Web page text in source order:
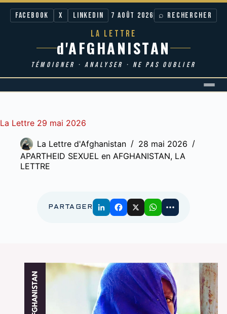
Facebook X LinkedIn 7 AOÛT 2026 ⌕ RECHERCHER
LA LETTRE
d'AFGHANISTAN
TÉMOIGNER · ANALYSER · NE PAS OUBLIER
contenu
La Lettre 29 mai 2026
La Lettre d'Afghanistan
28 mai 2026
APARTHEID SEXUEL en AFGHANISTAN, LA
LETTRE
PARTAGER